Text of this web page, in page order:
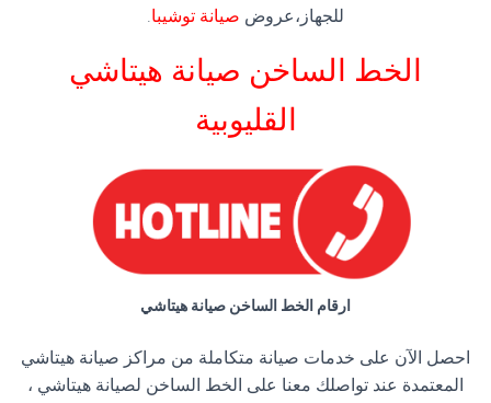
للجهاز،عروض صيانة توشيبا.
الخط الساخن صيانة هيتاشي
القليوبية
ارقام الخط الساخن صيانة هيتاشي
احصل الآن على خدمات صيانة متكاملة من مراكز صيانة هيتاشي
المعتمدة عند تواصلك معنا على الخط الساخن لصيانة هيتاشي ،